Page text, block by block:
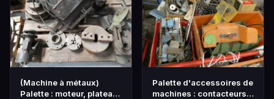
(Machine à métaux)
Palette : moteur, plateau
Palette d'accessoires de
machines : contacteurs